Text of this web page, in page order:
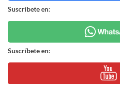
Suscríbete en:
Suscríbete en: